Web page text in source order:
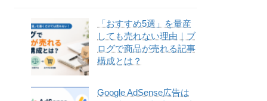
「おすすめ5選」を量産
しても売れない理由｜ブ
ログで商品が売れる記事
構成とは？
Google AdSense広告は